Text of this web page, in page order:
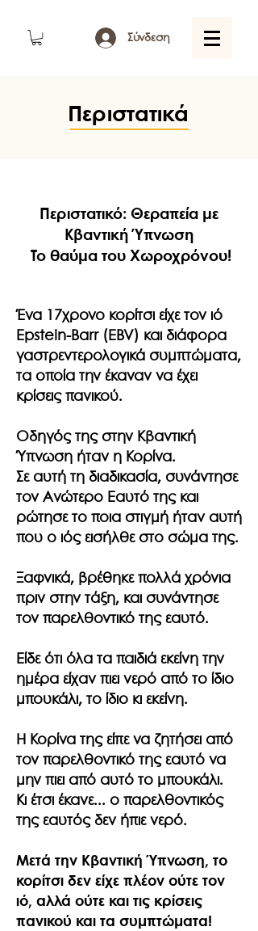
Σύνδεση
Περιστατικά
Περιστατικό: Θεραπεία με
Κβαντική Ύπνωση
Το θαύμα του Χωροχρόνου!
Ένα 17χρονο κορίτσι είχε τον ιό
Epstein-Barr (EBV) και διάφορα
γαστρεντερολογικά συμπτώματα,
τα οποία την έκαναν να έχει
κρίσεις πανικού.
Οδηγός της στην Κβαντική
Ύπνωση ήταν η Κορίνα.
Σε αυτή τη διαδικασία, συνάντησε
τον Ανώτερο Εαυτό της και
ρώτησε το ποια στιγμή ήταν αυτή
που ο ιός εισήλθε στο σώμα της.
Ξαφνικά, βρέθηκε πολλά χρόνια
πριν στην τάξη, και συνάντησε
τον παρελθοντικό της εαυτό.
Είδε ότι όλα τα παιδιά εκείνη την
ημέρα είχαν πιει νερό από το ίδιο
μπουκάλι, το ίδιο κι εκείνη.
Η Κορίνα της είπε να ζητήσει από
τον παρελθοντικό της εαυτό να
μην πιει από αυτό το μπουκάλι.
Κι έτσι έκανε... ο παρελθοντικός
της εαυτός δεν ήπιε νερό.
Μετά την Κβαντική Ύπνωση, το
κορίτσι δεν είχε πλέον ούτε τον
ιό, αλλά ούτε και τις κρίσεις
πανικού και τα συμπτώματα!